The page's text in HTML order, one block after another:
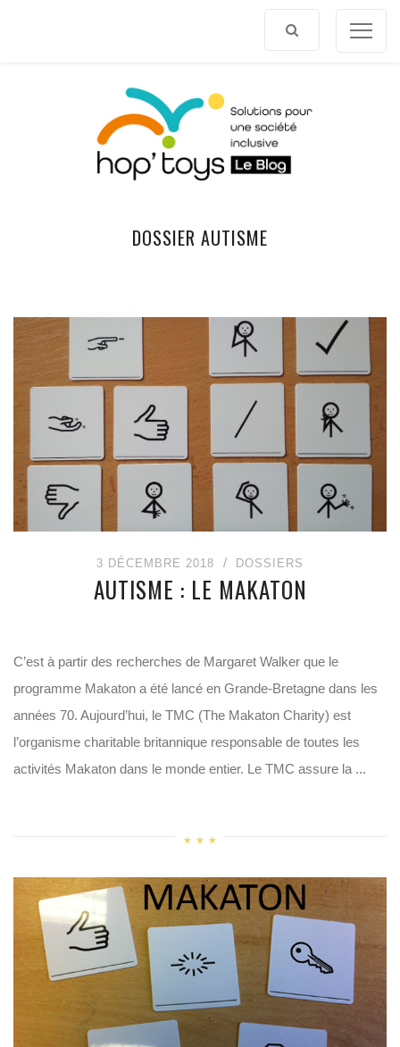
DOSSIER AUTISME
3 DÉCEMBRE 2018 DOSSIERS
AUTISME : LE MAKATON
C’est à partir des recherches de Margaret Walker que le
programme Makaton a été lancé en Grande-Bretagne dans les
années 70. Aujourd’hui, le TMC (The Makaton Charity) est
l’organisme charitable britannique responsable de toutes les
activités Makaton dans le monde entier. Le TMC assure la ...